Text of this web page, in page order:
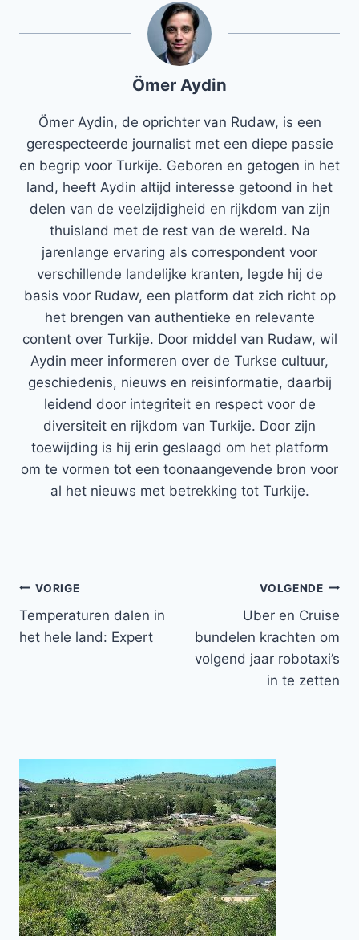
Ömer Aydin
Ömer Aydin, de oprichter van Rudaw, is een
gerespecteerde journalist met een diepe passie
en begrip voor Turkije. Geboren en getogen in het
land, heeft Aydin altijd interesse getoond in het
delen van de veelzijdigheid en rijkdom van zijn
thuisland met de rest van de wereld. Na
jarenlange ervaring als correspondent voor
verschillende landelijke kranten, legde hij de
basis voor Rudaw, een platform dat zich richt op
het brengen van authentieke en relevante
content over Turkije. Door middel van Rudaw, wil
Aydin meer informeren over de Turkse cultuur,
geschiedenis, nieuws en reisinformatie, daarbij
leidend door integriteit en respect voor de
diversiteit en rijkdom van Turkije. Door zijn
toewijding is hij erin geslaagd om het platform
om te vormen tot een toonaangevende bron voor
al het nieuws met betrekking tot Turkije.
Bericht
navigatie
VORIGE
Temperaturen dalen in
het hele land: Expert
VOLGENDE
Uber en Cruise
bundelen krachten om
volgend jaar robotaxi’s
in te zetten